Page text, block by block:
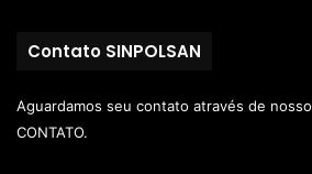
Contato SINPOLSAN
Aguardamos seu contato através de nosso
CONTATO.